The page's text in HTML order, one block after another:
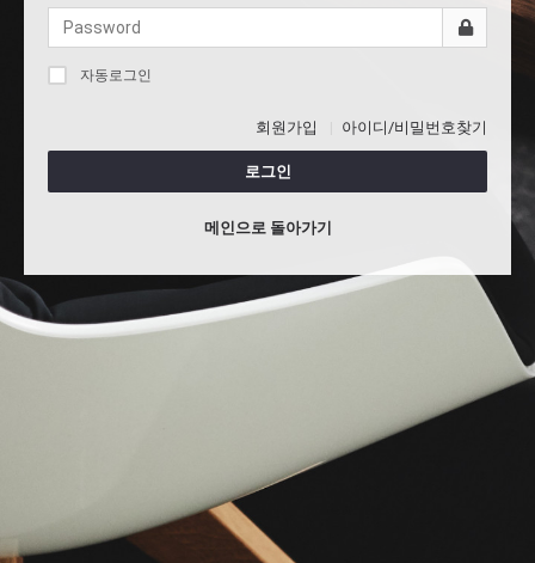
자동로그인
회원가입 아이디/비밀번호찾기
로그인
메인으로 돌아가기